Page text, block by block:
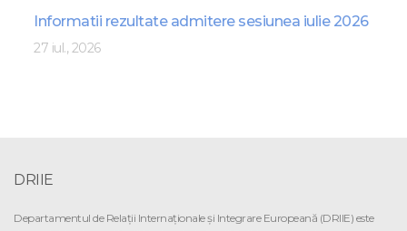
Informatii rezultate admitere sesiunea iulie 2026
27 iul., 2026
DRIIE
Departamentul de Relaţii Internaţionale şi Integrare Europeană (DRIIE) este